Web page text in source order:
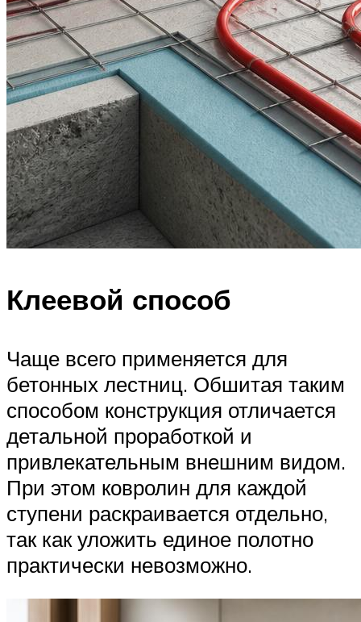
Клеевой способ
Чаще всего применяется для
бетонных лестниц. Обшитая таким
способом конструкция отличается
детальной проработкой и
привлекательным внешним видом.
При этом ковролин для каждой
ступени раскраивается отдельно,
так как уложить единое полотно
практически невозможно.